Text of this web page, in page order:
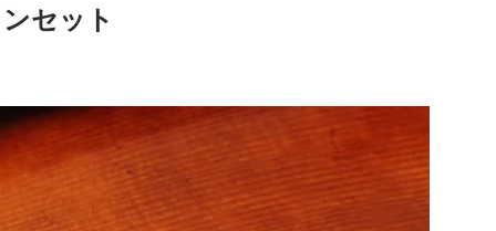
セット